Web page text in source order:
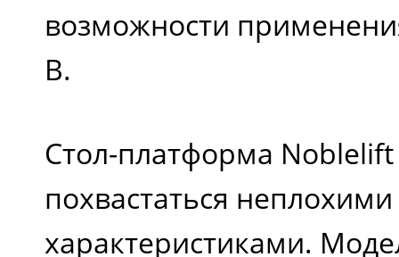
возможности
B.
Стол-платформа
похвастаться
характеристиками.